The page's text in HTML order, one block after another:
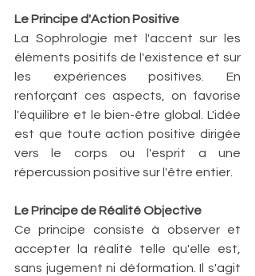
Le Principe d'Action Positive
La Sophrologie met l'accent sur les
éléments positifs de l'existence et sur
les expériences positives. En
renforçant ces aspects, on favorise
l'équilibre et le bien-être global. L'idée
est que toute action positive dirigée
vers le corps ou l'esprit a une
répercussion positive sur l'être entier.
Le Principe de Réalité Objective
Ce principe consiste à observer et
accepter la réalité telle qu'elle est,
sans jugement ni déformation. Il s'agit